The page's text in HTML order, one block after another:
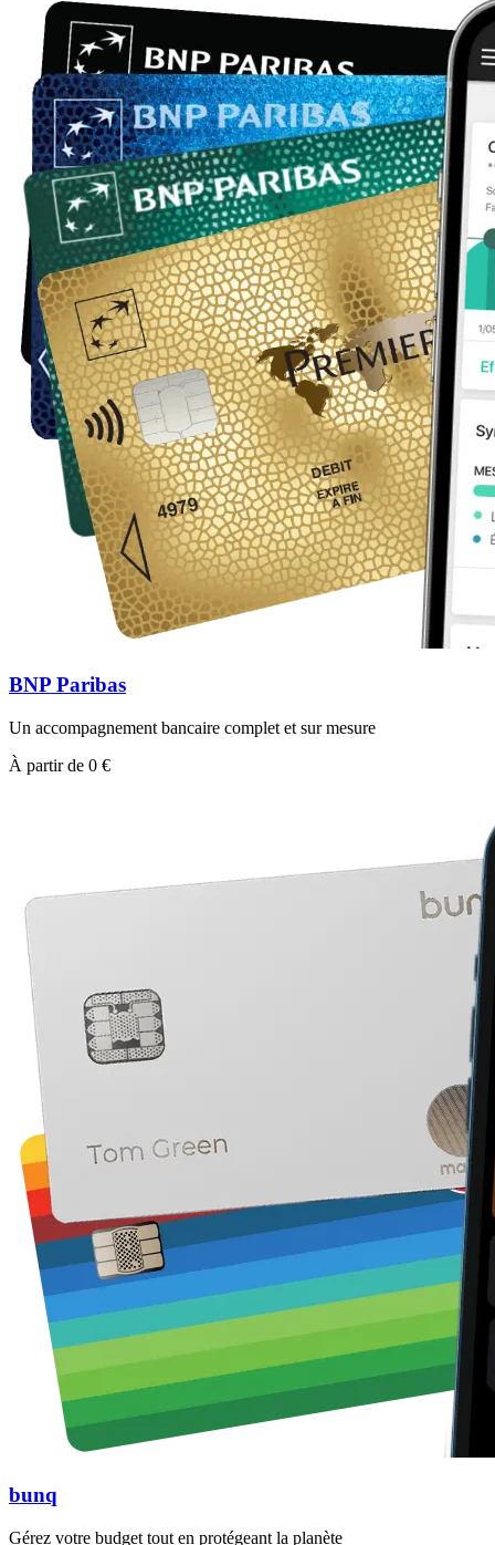
BNP Paribas
Un accompagnement bancaire complet et sur mesure
À partir de 0 €
bunq
Gérez votre budget tout en protégeant la planète